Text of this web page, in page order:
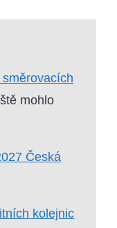
mohlo
Česká
kolejnic